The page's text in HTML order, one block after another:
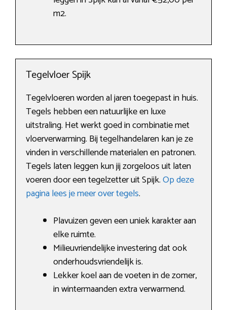
m2.
Tegelvloer Spijk
Tegelvloeren worden al jaren toegepast in huis.
Tegels hebben een natuurlijke en luxe
uitstraling. Het werkt goed in combinatie met
vloerverwarming. Bij tegelhandelaren kan je ze
vinden in verschillende materialen en patronen.
Tegels laten leggen kun jij zorgeloos uit laten
voeren door een tegelzetter uit Spijk.Op deze
pagina lees je meer over tegels.
Plavuizen geven een uniek karakter aan
elke ruimte.
Milieuvriendelijke investering dat ook
onderhoudsvriendelijk is.
Lekker koel aan de voeten in de zomer,
in wintermaanden extra verwarmend.